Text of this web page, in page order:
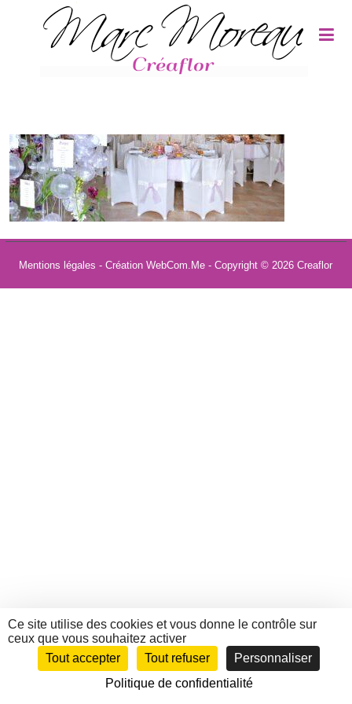
Mentions légales - Création WebCom.Me - Copyright © 2026Creaflor
Panneau de gestion des cookies
Ce site utilise des cookies et vous donne le contrôle sur
ceux que vous souhaitez activer
Tout accepter
Tout refuser
Personnaliser
Politique de confidentialité